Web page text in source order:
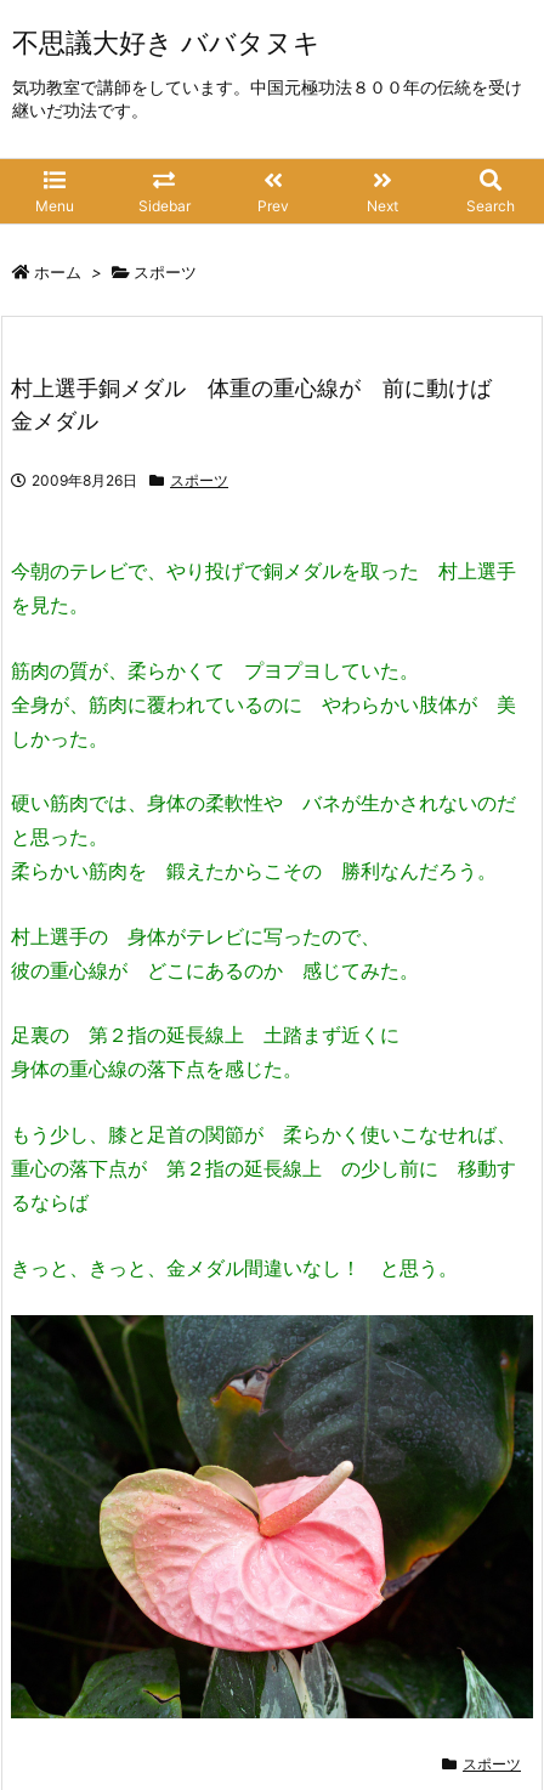
不思議大好き ババタヌキ
気功教室で講師をしています。中国元極功法８００年の伝統を受け
継いだ功法です。
Menu Sidebar Prev Next Search
ホーム > スポーツ
村上選手銅メダル 体重の重心線が 前に動けば
金メダル
2009年8月26日 スポーツ
今朝のテレビで、やり投げで銅メダルを取った 村上選手
を見た。
筋肉の質が、柔らかくて プヨプヨしていた。
全身が、筋肉に覆われているのに やわらかい肢体が 美
しかった。
硬い筋肉では、身体の柔軟性や バネが生かされないのだ
と思った。
柔らかい筋肉を 鍛えたからこその 勝利なんだろう。
村上選手の 身体がテレビに写ったので、
彼の重心線が どこにあるのか 感じてみた。
足裏の 第２指の延長線上 土踏まず近くに
身体の重心線の落下点を感じた。
もう少し、膝と足首の関節が 柔らかく使いこなせれば、
重心の落下点が 第２指の延長線上 の少し前に 移動す
るならば
きっと、きっと、金メダル間違いなし！ と思う。
スポーツ